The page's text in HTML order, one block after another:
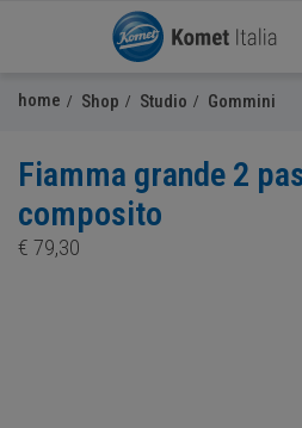
home Shop Studio Gommini
Fiamma grande 2
composito
€ 79,30